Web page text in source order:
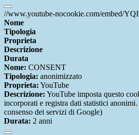
//www.youtube-nocookie.com/embed/
Nome
Tipologia
Proprieta
Descrizione
Durata
Nome: CONSENT
Tipologia: anonimizzato
Proprieta: YouTube
Descrizione: YouTube imposta questo
incorporati e registra dati statistici
consenso dei servizi di Google)
Durata: 2 anni